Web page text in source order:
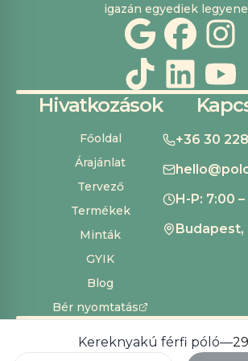
Kereknyakú férfi póló—
igazán egyediek
Hivatkozások
Főoldal
Árajánlat
Tervező
Termékek
Minták
GYIK
Blog
Bér nyomtatás
+36 30 228
H-P: 7:00 –
Budapest,
Copyright ©2026
Development by
Cardinal Dev